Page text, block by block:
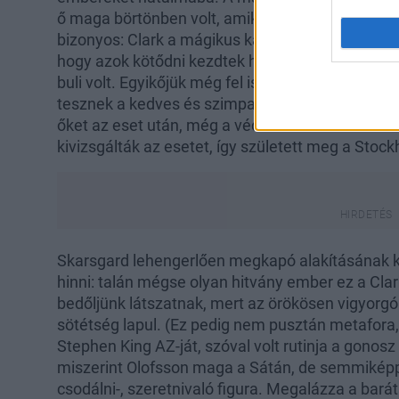
ő maga börtönben volt, amikor a bankrabló
bizonyos: Clark a mágikus karizmájának
hogy azok kötődni kezdtek hozzá. A hat nap
buli volt. Egyikőjük még fel is hívta a svéd
tesznek a kedves és szimpatikus bűnözőkben.
őket az eset után, még a védelmükbe is vették
kivizsgálták az esetet, így született meg a
Skarsgard lehengerlően megkapó
hinni: talán mégse olyan hitvány ember ez a
bedőljünk látszatnak, mert az örökösen
sötétség lapul. (Ez pedig nem pusztán
Stephen King AZ-ját, szóval volt rutinja a
miszerint Olofsson maga a Sátán, de
csodálni-, szeretnivaló figura. Megalázza a